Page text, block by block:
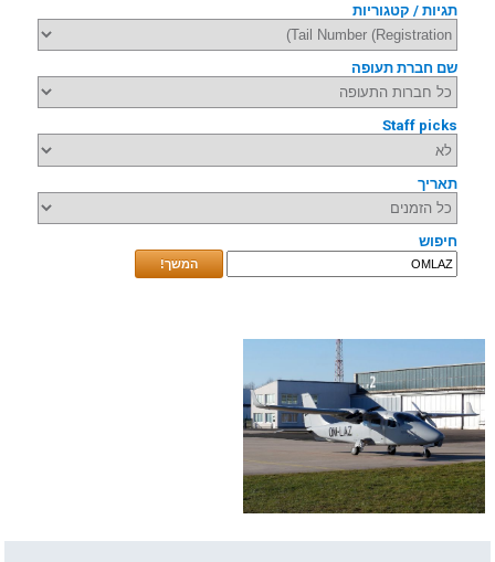
תגיות / קטגוריות
שם חברת תעופה
Staff picks
תאריך
חיפוש
המשך!